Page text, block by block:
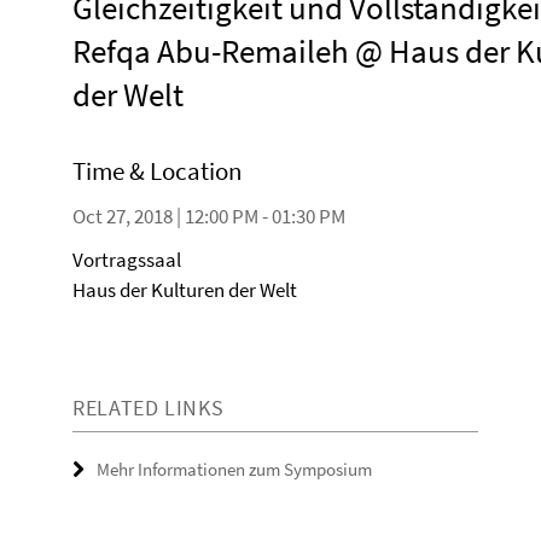
Refqa Abu-Remaileh @ Haus der
der Welt
Time & Location
Oct 27, 2018 | 12:00 PM - 01:30 PM
Vortragssaal
Haus der Kulturen der Welt
RELATED LINKS
Mehr Informationen zum Symposium